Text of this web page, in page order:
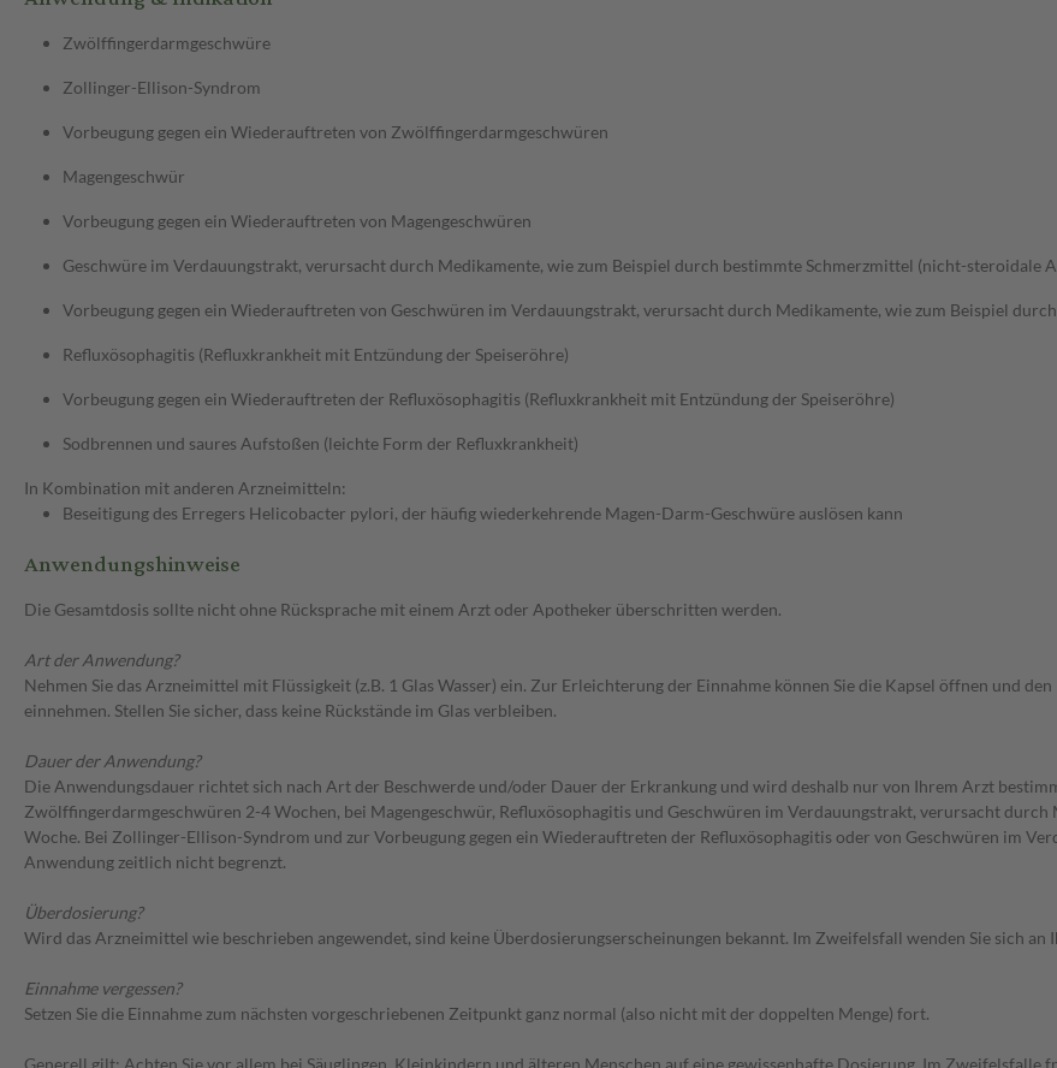
Zwölffingerdarmgeschwüre
Zollinger-Ellison-Syndrom
Vorbeugung gegen ein Wiederauftreten von Zwölffingerdarmgeschwüren
Magengeschwür
Vorbeugung gegen ein Wiederauftreten von Magengeschwüren
Geschwüre im Verdauungstrakt, verursacht durch Medikamente, wie zum Beispiel durch bestimmte Schmerzmittel (nicht-steroidale
Vorbeugung gegen ein Wiederauftreten von Geschwüren im Verdauungstrakt, verursacht durch Medikamente, wie zum Beispiel
Refluxösophagitis (Refluxkrankheit mit Entzündung der Speiseröhre)
Vorbeugung gegen ein Wiederauftreten der Refluxösophagitis (Refluxkrankheit mit Entzündung der Speiseröhre)
Sodbrennen und saures Aufstoßen (leichte Form der Refluxkrankheit)
In Kombination mit anderen Arzneimitteln:
Beseitigung des Erregers Helicobacter pylori, der häufig wiederkehrende Magen-Darm-Geschwüre auslösen kann
Anwendungshinweise
Die Gesamtdosis sollte nicht ohne Rücksprache mit einem Arzt oder Apotheker überschritten werden.
Art der Anwendung?
Nehmen Sie das Arzneimittel mit Flüssigkeit (z.B. 1 Glas Wasser) ein. Zur Erleichterung der Einnahme können Sie die Kapsel öffnen und
einnehmen. Stellen Sie sicher, dass keine Rückstände im Glas verbleiben.
Dauer der Anwendung?
Die Anwendungsdauer richtet sich nach Art der Beschwerde und/oder Dauer der Erkrankung und wird deshalb nur von Ihrem Arzt
Zwölffingerdarmgeschwüren 2-4 Wochen, bei Magengeschwür, Refluxösophagitis und Geschwüren im Verdauungstrakt, verursacht
Woche. Bei Zollinger-Ellison-Syndrom und zur Vorbeugung gegen ein Wiederauftreten der Refluxösophagitis oder von Geschwüren im
Anwendung zeitlich nicht begrenzt.
Überdosierung?
Wird das Arzneimittel wie beschrieben angewendet, sind keine Überdosierungserscheinungen bekannt. Im Zweifelsfall wenden Sie sich an
Einnahme vergessen?
Setzen Sie die Einnahme zum nächsten vorgeschriebenen Zeitpunkt ganz normal (also nicht mit der doppelten Menge) fort.
Generell gilt: Achten Sie vor allem bei Säuglingen, Kleinkindern und älteren Menschen auf eine gewissenhafte Dosierung. Im